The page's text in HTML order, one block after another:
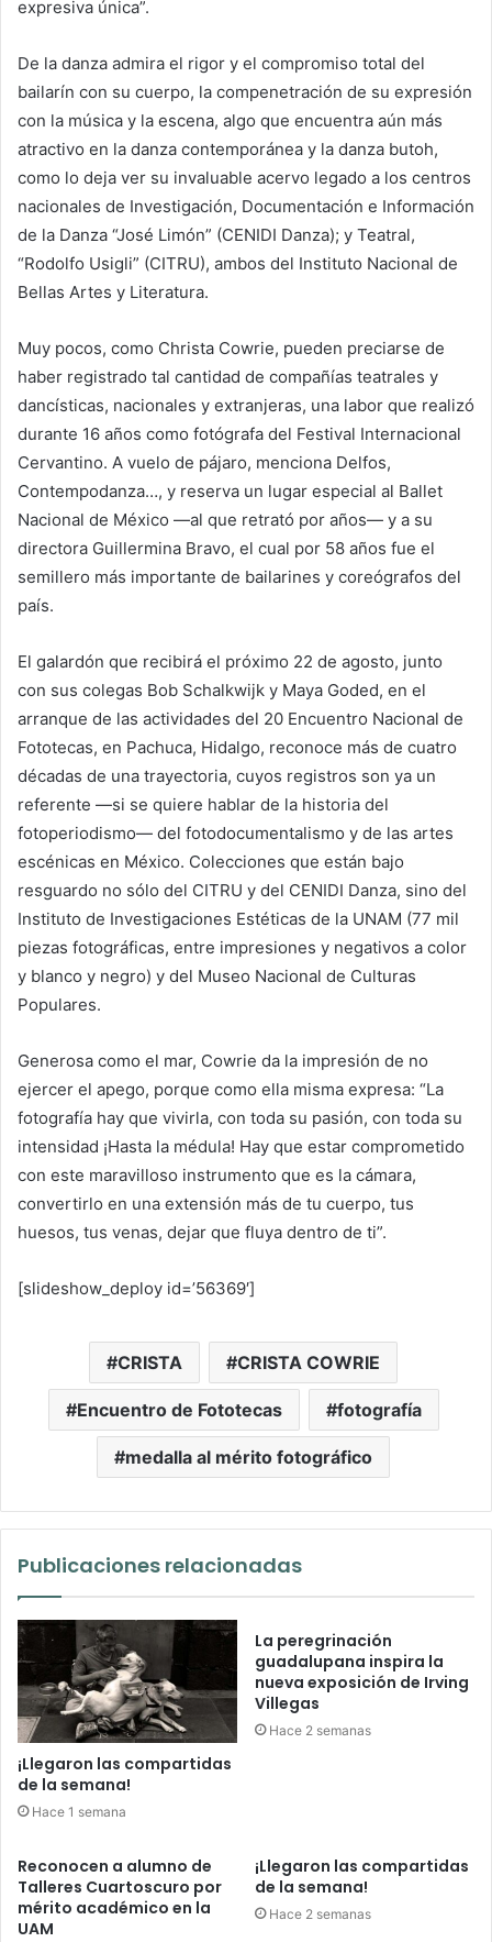
expresiva única”.
De la danza admira el rigor y el compromiso total del
bailarín con su cuerpo, la compenetración de su expresión
con la música y la escena, algo que encuentra aún más
atractivo en la danza contemporánea y la danza butoh,
como lo deja ver su invaluable acervo legado a los centros
nacionales de Investigación, Documentación e Información
de la Danza “José Limón” (CENIDI Danza); y Teatral,
“Rodolfo Usigli” (CITRU), ambos del Instituto Nacional de
Bellas Artes y Literatura.
Muy pocos, como Christa Cowrie, pueden preciarse de
haber registrado tal cantidad de compañías teatrales y
dancísticas, nacionales y extranjeras, una labor que realizó
durante 16 años como fotógrafa del Festival Internacional
Cervantino. A vuelo de pájaro, menciona Delfos,
Contempodanza…, y reserva un lugar especial al Ballet
Nacional de México —al que retrató por años— y a su
directora Guillermina Bravo, el cual por 58 años fue el
semillero más importante de bailarines y coreógrafos del
país.
El galardón que recibirá el próximo 22 de agosto, junto
con sus colegas Bob Schalkwijk y Maya Goded, en el
arranque de las actividades del 20 Encuentro Nacional de
Fototecas, en Pachuca, Hidalgo, reconoce más de cuatro
décadas de una trayectoria, cuyos registros son ya un
referente —si se quiere hablar de la historia del
fotoperiodismo— del fotodocumentalismo y de las artes
escénicas en México. Colecciones que están bajo
resguardo no sólo del CITRU y del CENIDI Danza, sino del
Instituto de Investigaciones Estéticas de la UNAM (77 mil
piezas fotográficas, entre impresiones y negativos a color
y blanco y negro) y del Museo Nacional de Culturas
Populares.
Generosa como el mar, Cowrie da la impresión de no
ejercer el apego, porque como ella misma expresa: “La
fotografía hay que vivirla, con toda su pasión, con toda su
intensidad ¡Hasta la médula! Hay que estar comprometido
con este maravilloso instrumento que es la cámara,
convertirlo en una extensión más de tu cuerpo, tus
huesos, tus venas, dejar que fluya dentro de ti”.
[slideshow_deploy id=’56369′]
CRISTA CRISTA COWRIE
Encuentro de Fototecas fotografía
medalla al mérito fotográfico
Publicaciones relacionadas
¡Llegaron las compartidas
de la semana!
Hace 1 semana
La peregrinación
guadalupana inspira la
nueva exposición de Irving
Villegas
Hace 2 semanas
Reconocen a alumno de
Talleres Cuartoscuro por
mérito académico en la
UAM
¡Llegaron las compartidas
de la semana!
Hace 2 semanas